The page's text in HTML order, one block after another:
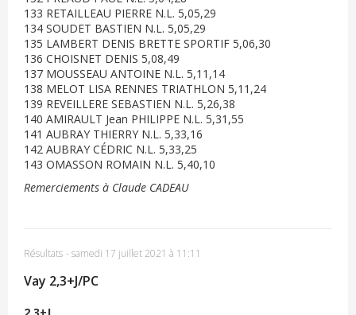
133 RETAILLEAU PIERRE N.L. 5,05,29
134 SOUDET BASTIEN N.L. 5,05,29
135 LAMBERT DENIS BRETTE SPORTIF 5,06,30
136 CHOISNET DENIS 5,08,49
137 MOUSSEAU ANTOINE N.L. 5,11,14
138 MELOT LISA RENNES TRIATHLON 5,11,24
139 REVEILLERE SEBASTIEN N.L. 5,26,38
140 AMIRAULT Jean PHILIPPE N.L. 5,31,55
141 AUBRAY THIERRY N.L. 5,33,16
142 AUBRAY CÉDRIC N.L. 5,33,25
143 OMASSON ROMAIN N.L. 5,40,10
Remerciements à Claude CADEAU
Résultats - samedi 17 juillet 2021 à 11:11
Vay 2,3+J/PC